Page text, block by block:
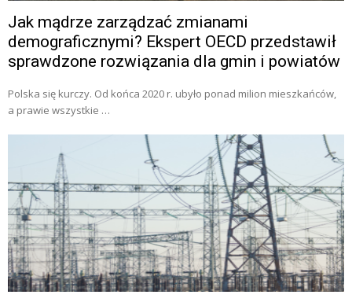
Jak mądrze zarządzać zmianami
demograficznymi? Ekspert OECD przedstawił
sprawdzone rozwiązania dla gmin i powiatów
Polska się kurczy. Od końca 2020 r. ubyło ponad milion mieszkańców,
a prawie wszystkie …